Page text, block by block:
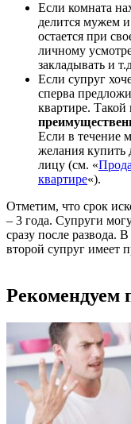
Если комната
делится мужем
остается при
личному
закладывать и
Если супруг
сперва
квартире. Такой
Если в течение
желания купить
лицу (см. «
квартире«).
Отметим, что срок
– 3 года. Супруги
сразу после развода.
второй супруг имеет
Рекомендуем